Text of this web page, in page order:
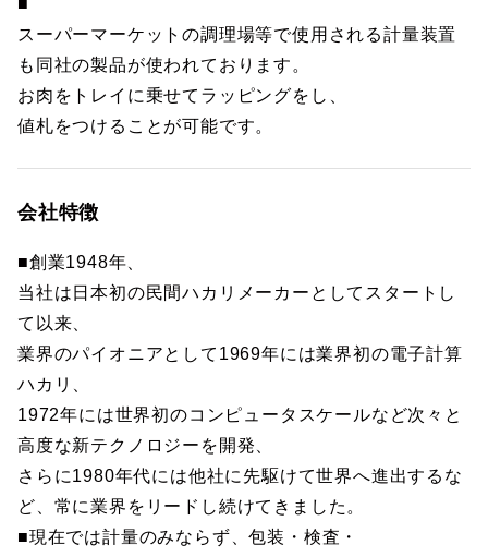
スーパーマーケットの調理場等で使用される計量装置
も同社の製品が使われております。
お肉をトレイに乗せてラッピングをし、
値札をつけることが可能です。
会社特徴
■創業1948年、
当社は日本初の民間ハカリメーカーとしてスタートし
て以来、
業界のパイオニアとして1969年には業界初の電子計算
ハカリ、
1972年には世界初のコンピュータスケールなど次々と
高度な新テクノロジーを開発、
さらに1980年代には他社に先駆けて世界へ進出するな
ど、常に業界をリードし続けてきました。
■現在では計量のみならず、包装・検査・